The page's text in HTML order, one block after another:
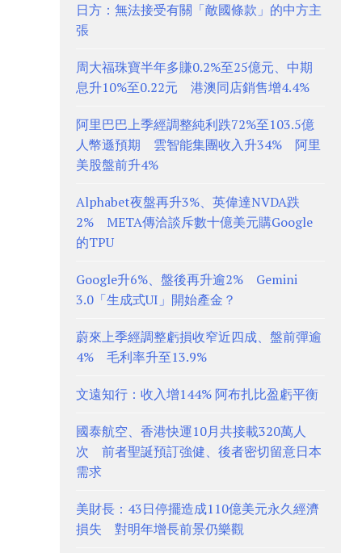
日方：無法接受有關「敵國條款」的中方主
張
周大福珠寶半年多賺0.2%至25億元、中期
息升10%至0.22元 港澳同店銷售增4.4%
阿里巴巴上季經調整純利跌72%至103.5億
人幣遜預期 雲智能集團收入升34% 阿里
美股盤前升4%
Alphabet夜盤再升3%、英偉達NVDA跌
2% META傳洽談斥數十億美元購Google
的TPU
Google升6%、盤後再升逾2% Gemini
3.0「生成式UI」開始產金？
蔚來上季經調整虧損收窄近四成、盤前彈逾
4% 毛利率升至13.9%
文遠知行：收入增144% 阿布扎比盈虧平衡
國泰航空、香港快運10月共接載320萬人
次 前者聖誕預訂強健、後者密切留意日本
需求
美財長：43日停擺造成110億美元永久經濟
損失 對明年增長前景仍樂觀